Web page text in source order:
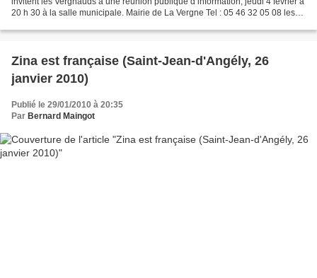
20 h 30 à la salle municipale. Mairie de La Vergne Tel : 05 46 32 05 08 les
Zina est française (Saint-Jean-d'Angély, 26
janvier 2010)
Publié le 29/01/2010 à 20:35
Par Bernard Maingot